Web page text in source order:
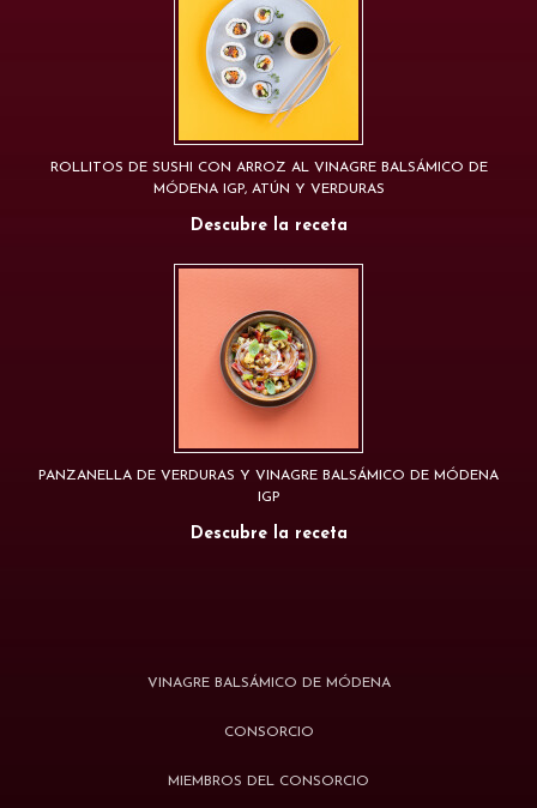
ROLLITOS DE SUSHI CON ARROZ AL VINAGRE BALSÁMICO DE
MÓDENA IGP, ATÚN Y VERDURAS
Descubre la receta
PANZANELLA DE VERDURAS Y VINAGRE BALSÁMICO DE MÓDENA
IGP
Descubre la receta
VINAGRE BALSÁMICO DE MÓDENA
CONSORCIO
MIEMBROS DEL CONSORCIO